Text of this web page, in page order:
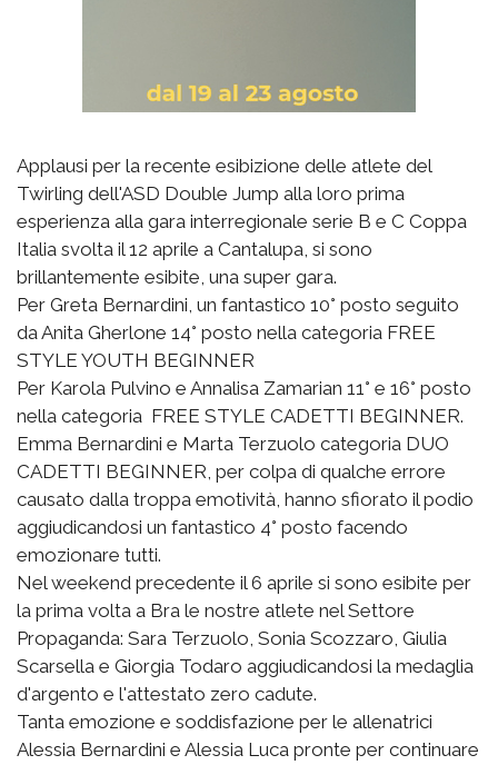
Applausi per la recente esibizione delle atlete del
Twirling dell'ASD Double Jump alla loro prima
esperienza alla gara interregionale serie B e C Coppa
Italia svolta il 12 aprile a Cantalupa, si sono
brillantemente esibite, una super gara.
Per Greta Bernardini, un fantastico 10° posto seguito
da Anita Gherlone 14° posto nella categoria FREE
STYLE YOUTH BEGINNER
Per Karola Pulvino e Annalisa Zamarian 11° e 16° posto
nella categoria FREE STYLE CADETTI BEGINNER.
Emma Bernardini e Marta Terzuolo categoria DUO
CADETTI BEGINNER, per colpa di qualche errore
causato dalla troppa emotività, hanno sfiorato il podio
aggiudicandosi un fantastico 4° posto facendo
emozionare tutti.
Nel weekend precedente il 6 aprile si sono esibite per
la prima volta a Bra le nostre atlete nel Settore
Propaganda: Sara Terzuolo, Sonia Scozzaro, Giulia
Scarsella e Giorgia Todaro aggiudicandosi la medaglia
d'argento e l'attestato zero cadute.
Tanta emozione e soddisfazione per le allenatrici
Alessia Bernardini e Alessia Luca pronte per continuare